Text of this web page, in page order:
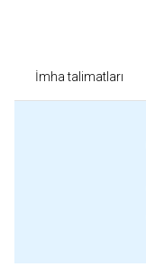
İmha talimatları